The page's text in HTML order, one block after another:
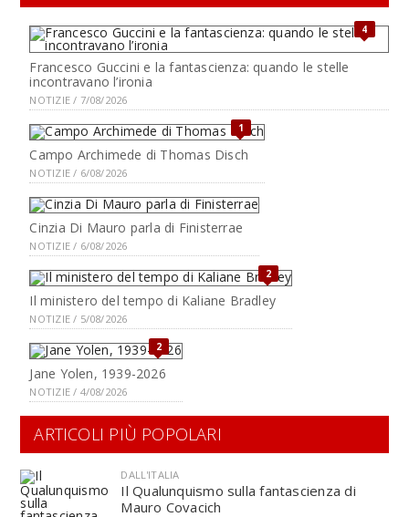
4
Francesco Guccini e la fantascienza: quando le stelle
incontravano l’ironia
NOTIZIE / 7/08/2026
1
Campo Archimede di Thomas Disch
NOTIZIE / 6/08/2026
Cinzia Di Mauro parla di Finisterrae
NOTIZIE / 6/08/2026
2
Il ministero del tempo di Kaliane Bradley
NOTIZIE / 5/08/2026
2
Jane Yolen, 1939-2026
NOTIZIE / 4/08/2026
ARTICOLI PIÙ POPOLARI
DALL'ITALIA
Il Qualunquismo sulla fantascienza di
Mauro Covacich